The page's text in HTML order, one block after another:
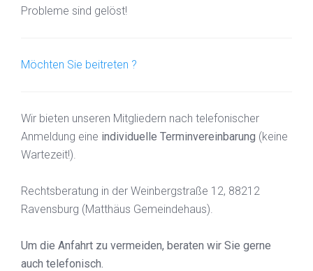
Probleme sind gelöst!
Möchten Sie beitreten ?
Wir bieten unseren Mitgliedern nach telefonischer
Anmeldung eine individuelle Terminvereinbarung (keine
Wartezeit!).
Rechtsberatung in der Weinbergstraße 12, 88212
Ravensburg (Matthäus Gemeindehaus).
Um die Anfahrt zu vermeiden, beraten wir Sie gerne
auch telefonisch.